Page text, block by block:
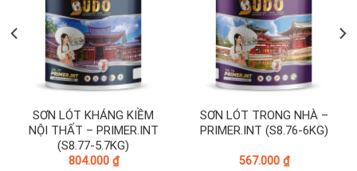
SƠN LÓT KHÁNG KIỀM
NỘI THẤT – PRIMER.INT
(S8.77-5.7KG)
804.000 ₫
SƠN LÓT TRONG NHÀ –
PRIMER.INT (S8.76-6KG)
567.000 ₫